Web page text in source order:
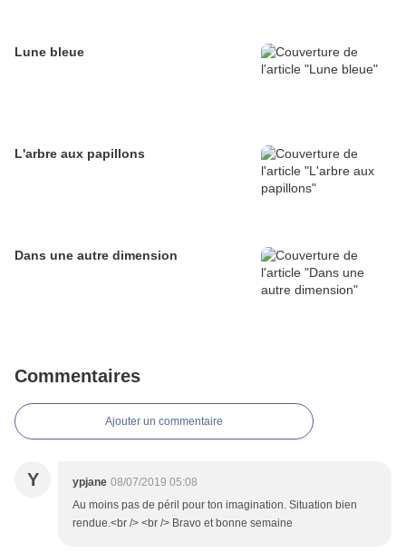
Lune bleue
L'arbre aux papillons
Dans une autre dimension
Commentaires
Ajouter un commentaire
Y ypjane 08/07/2019 05:08
Au moins pas de péril pour ton imagination. Situation bien
rendue.<br /> <br /> Bravo et bonne semaine